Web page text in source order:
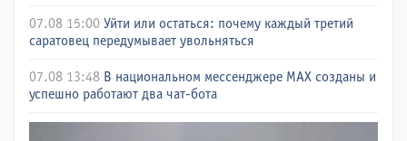
07.08 15:00 Уйти или остаться: почему каждый третий
саратовец передумывает увольняться
07.08 13:48 В национальном мессенджере МАХ созданы и
успешно работают два чат-бота